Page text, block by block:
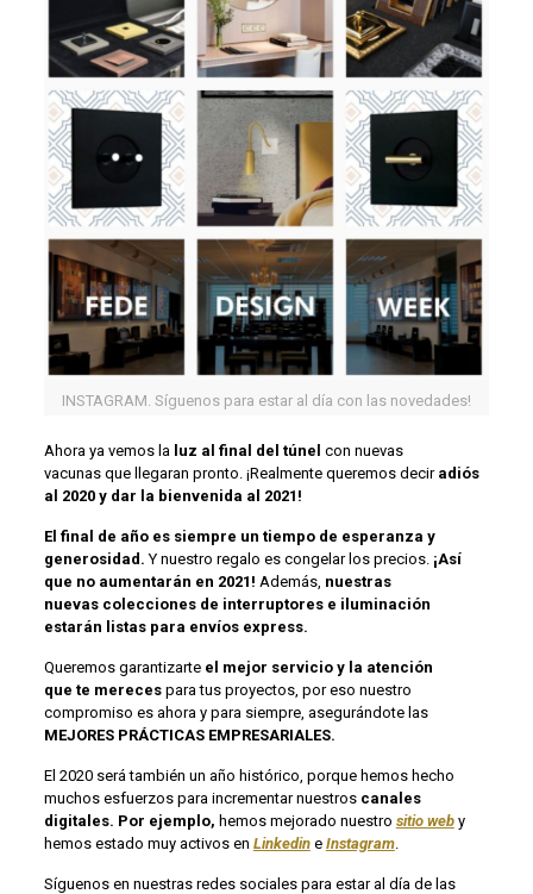
INSTAGRAM. Síguenos para estar al día con las novedades!
Ahora ya vemos la luz al final del túnel con nuevas
vacunas que llegaran pronto. ¡Realmente queremos decir adiós
al 2020 y dar la bienvenida al 2021!
El final de año es siempre un tiempo de esperanza y
generosidad.Y nuestro regalo es congelar los precios. ¡Así
que no aumentarán en 2021! Además, nuestras
nuevas colecciones de interruptores e iluminación
estarán listas para envíos express.
Queremos garantizarte el mejor servicio yla atención
que te merecespara tus proyectos, por eso nuestro
compromiso es ahora y para siempre, asegurándote las
MEJORES PRÁCTICAS EMPRESARIALES.
El 2020 será también un año histórico, porque hemos hecho
muchos esfuerzos para incrementar nuestros canales
digitales. Por ejemplo, hemos mejorado nuestro sitio weby
hemos estado muy activos en Linkedine Instagram.
Síguenos en nuestras redes sociales para estar al día de las